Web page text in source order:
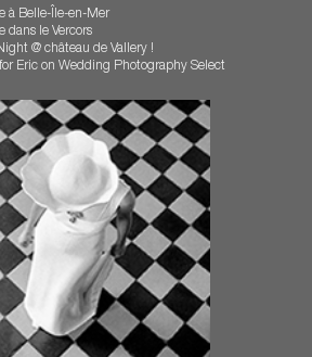
Porquerolles
pour Tous
Vallery
Vercors
mariage
Mariage Biarritz
Mariage Bourgogne
Mariage Megève
Mariage Normandie
aux Moines
Photography-Paris
chateau st loup
contest
Dordogne
french Riviera
in Brittany
in Burgundy
in Provence
à Belle-Île-en-Mer
dans le Vercors
@ château de Vallery !
Eric on Wedding Photography Select
Korean Wedding in France
au Manoir des Prévenches en
en Bretagne, sur l'Île aux Moines.
muslim wedding
CONTEST / 2nd PLACE | FIRST DANCE
Jewish Wedding in Provence
et Barbe à Papa en Loir-et-Cher
Féerique dans le Bourbonnais
in Brittany – Mariage au château de
the BOWP
in Dordogne
in Tuscany
au château des Condé à Vallery